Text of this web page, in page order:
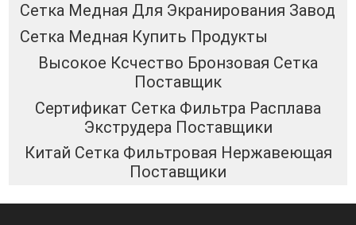
Сетка Медная Для Экранирования Завод
Сетка Медная Купить Продукты
Высокое Ксчество Бронзовая Сетка
Поставщик
Сертификат Сетка Фильтра Расплава
Экструдера Поставщики
Китай Сетка Фильтровая Нержавеющая
Поставщики